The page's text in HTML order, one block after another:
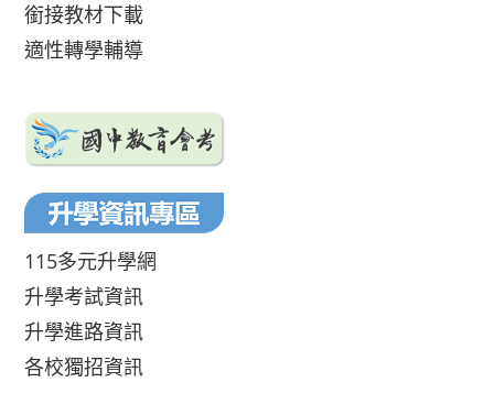
銜接教材下載
適性轉學輔導
115多元升學網
升學考試資訊
升學進路資訊
各校獨招資訊